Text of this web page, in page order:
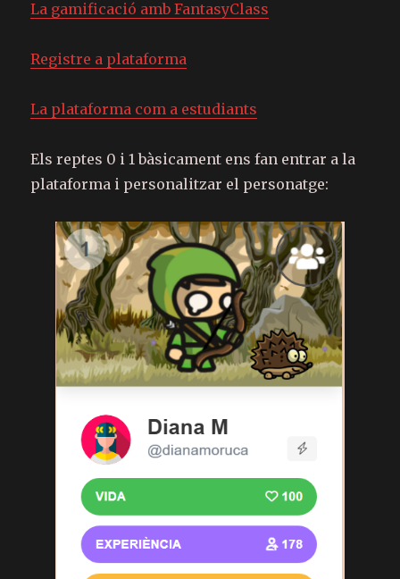
La gamificació amb FantasyClass
Registre a plataforma
La plataforma com a estudiants
Els reptes 0 i 1 bàsicament ens fan entrar a la
plataforma i personalitzar el personatge: